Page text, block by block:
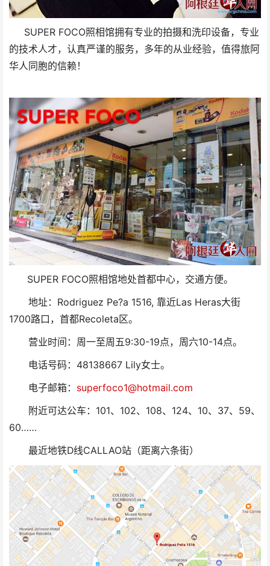
SUPER FOCO照相馆拥有专业的拍摄和洗印设备，专业
的技术人才，认真严谨的服务，多年的从业经验，值得旅阿
华人同胞的信赖！
SUPER FOCO照相馆地处首都中心，交通方便。
地址：Rodriguez Pe?a 1516, 靠近Las Heras大街
1700路口，首都Recoleta区。
营业时间：周一至周五9:30-19点，周六10-14点。
电话号码：48138667 Lily女士。
电子邮箱： superfoco1@hotmail.com
附近可达公车：101、102、108、124、10、37、59、
60……
最近地铁D线CALLAO站（距离六条街）